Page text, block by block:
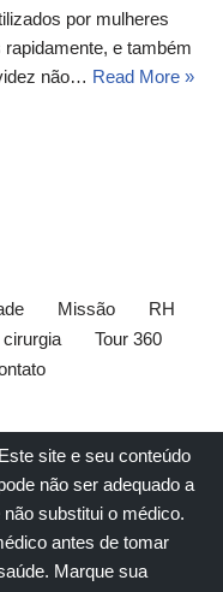
por mulheres
e também
não… Read More »
Missão
RH
Tour 360
site e seu conteúdo
não ser adequado a
não substitui o médico.
antes de tomar
Marque sua